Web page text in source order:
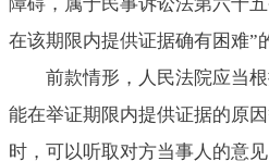
在该期限内提供证据确有困难”
前款情形，人民法院应当
能在举证期限内提供证据的原
时，可以听取对方当事人的意见